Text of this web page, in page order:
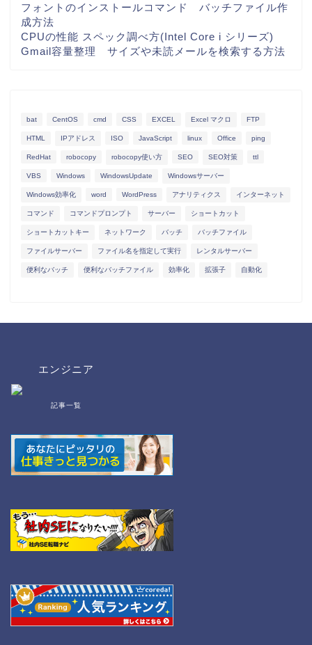
フォントのインストールコマンド バッチファイル作
成方法
CPUの性能 スペック調べ方(Intel Core i シリーズ)
Gmail容量整理 サイズや未読メールを検索する方法
bat CentOS cmd CSS EXCEL Excel マクロ FTP
HTML IPアドレス ISO JavaScript linux Office ping
RedHat robocopy robocopy使い方 SEO SEO対策 ttl
VBS Windows WindowsUpdate Windowsサーバー
Windows効率化 word WordPress アナリティクス インターネット
コマンド コマンドプロンプト サーバー ショートカット
ショートカットキー ネットワーク バッチ バッチファイル
ファイルサーバー ファイル名を指定して実行 レンタルサーバー
便利なバッチ 便利なバッチファイル 効率化 拡張子 自動化
エンジニア
記事一覧